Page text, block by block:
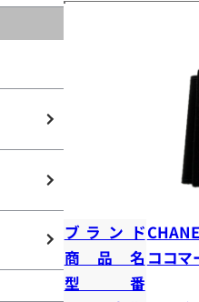
ブランド
商品名 ココマ
型番